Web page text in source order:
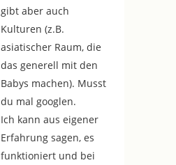
gibt aber auch
Kulturen (z.B.
asiatischer Raum, die
das generell mit den
Babys machen). Musst
du mal googlen.
Ich kann aus eigener
Erfahrung sagen, es
funktioniert und bei